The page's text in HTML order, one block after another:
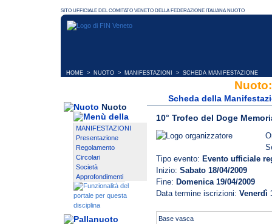
HOME > NUOTO > MANIFESTAZIONI > SCHEDA MANIFESTAZIONE
Nuoto
MANIFESTAZIONI
Presentazione
Regolamento
Circolari
Società
Approfondimenti
Scheda della
10° Trofeo del Doge
Tipo evento: Evento ufficiale
Inizio: Sabato 18/04/2009
Fine: Domenica 19/04/2009
Data termine iscrizioni: Venerdì
Base vasca